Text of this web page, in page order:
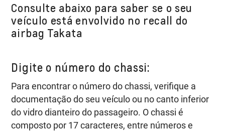
Consulte abaixo para saber se o seu
veículo está envolvido no recall do
airbag Takata
Digite o número do chassi:
Para encontrar o número do chassi, verifique a
documentação do seu veículo ou no canto inferior
do vidro dianteiro do passageiro. O chassi é
composto por 17 caracteres, entre números e